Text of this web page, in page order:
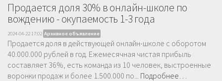
Продается доля 30% в онлайн-школе по
вождению - окупаемость 1-3 года
2024-04-22 17:02 Архивное объявление
Продается доля в действующей онлайн-школе с оборотом
40.000.000 рублей в год. Ежемесячная чистая прибыль
составляет 36%, есть команда из 10 человек, выстроенные
воронки продаж и более 1.500.000 по... Подробнее…